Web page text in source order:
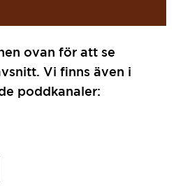
ovan för att se
Vi finns även i
poddkanaler: